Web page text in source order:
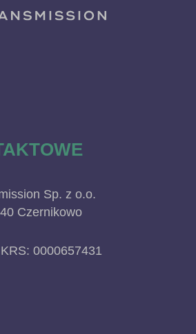
Sp. z o.o.
Czernikowo
0000657431